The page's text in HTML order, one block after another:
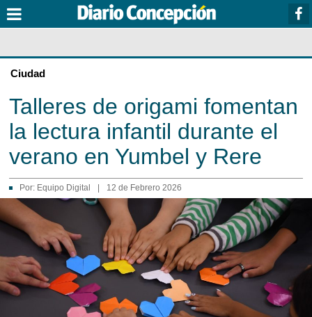
Ciudad
Talleres de origami fomentan
la lectura infantil durante el
verano en Yumbel y Rere
Por: Equipo Digital 12 de Febrero 2026